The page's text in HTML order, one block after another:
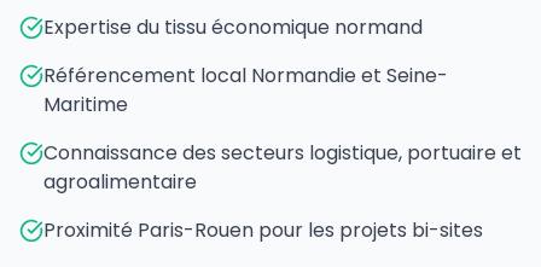
Expertise du tissu économique normand
Référencement local Normandie et Seine-
Maritime
Connaissance des secteurs logistique, portuaire et
agroalimentaire
Proximité Paris-Rouen pour les projets bi-sites